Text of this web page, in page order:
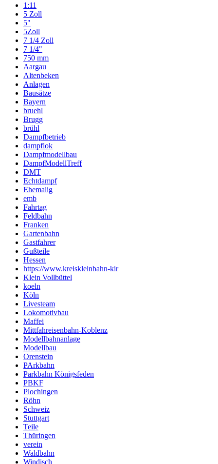
1:11
5 Zoll
5"
5Zoll
7 1/4 Zoll
7 1/4"
750 mm
Aargau
Altenbeken
Anlagen
Bausätze
Bayern
bruehl
Brugg
brühl
Dampfbetrieb
dampflok
Dampfmodellbau
DampfModellTreff
DMT
Echtdampf
Ehemalig
emb
Fahrtag
Feldbahn
Franken
Gartenbahn
Gastfahrer
Gußteile
Hessen
https://www.kreiskleinbahn-kir
Klein Vollbüttel
koeln
Köln
Livesteam
Lokomotivbau
Maffei
Mittfahreisenbahn-Koblenz
Modellbahnanlage
Modellbau
Orenstein
PArkbahn
Parkbahn Königsfeden
PBKF
Plochingen
Röhn
Schweiz
Stuttgart
Teile
Thüringen
verein
Waldbahn
Windisch